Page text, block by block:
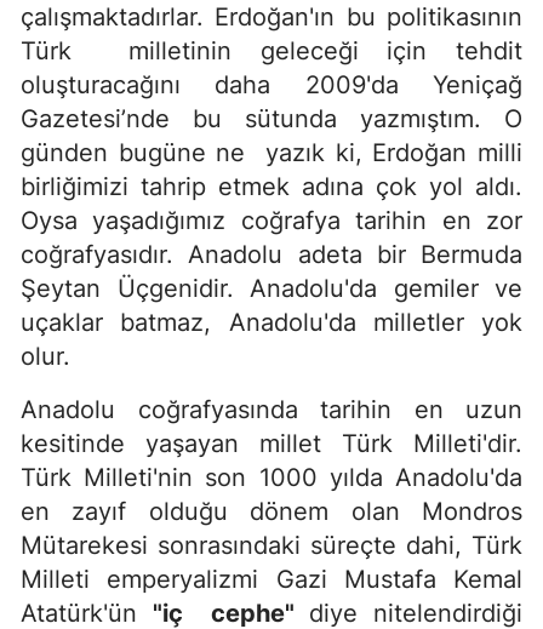
çalışmaktadırlar. Erdoğan'ın bu politikasının
Türk milletinin geleceği için tehdit
oluşturacağını daha 2009'da Yeniçağ
Gazetesi’nde bu sütunda yazmıştım. O
günden bugüne ne yazık ki, Erdoğan milli
birliğimizi tahrip etmek adına çok yol aldı.
Oysa yaşadığımız coğrafya tarihin en zor
coğrafyasıdır. Anadolu adeta bir Bermuda
Şeytan Üçgenidir. Anadolu'da gemiler ve
uçaklar batmaz, Anadolu'da milletler yok
olur.
Anadolu coğrafyasında tarihin en uzun
kesitinde yaşayan millet Türk Milleti'dir.
Türk Milleti'nin son 1000 yılda Anadolu'da
en zayıf olduğu dönem olan Mondros
Mütarekesi sonrasındaki süreçte dahi, Türk
Milleti emperyalizmi Gazi Mustafa Kemal
Atatürk'ün "iç cephe" diye nitelendirdiği